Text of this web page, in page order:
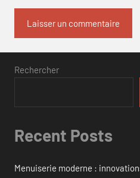
Rechercher
Recent Posts
Menuiserie moderne :